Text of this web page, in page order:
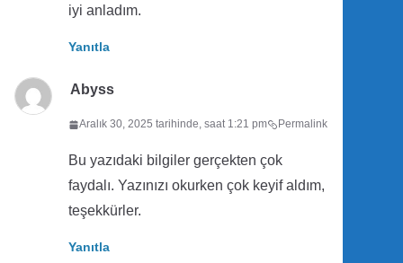
iyi anladım.
Yanıtla
Abyss
Aralık 30, 2025 tarihinde, saat 1:21 pm Permalink
Bu yazıdaki bilgiler gerçekten çok
faydalı. Yazınızı okurken çok keyif aldım,
teşekkürler.
Yanıtla